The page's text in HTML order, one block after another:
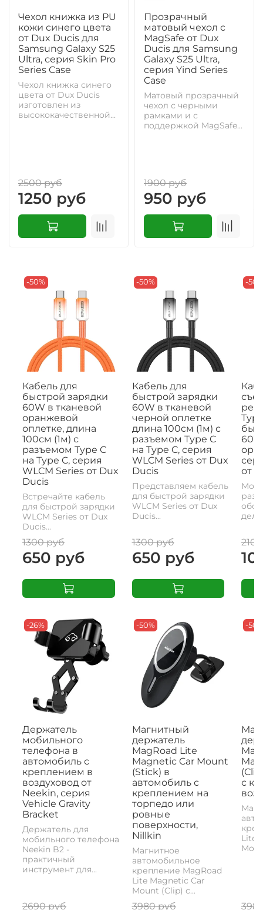
Чехол книжка из PU
кожи синего цвета
от Dux Ducis для
Samsung Galaxy S25
Ultra, серия Skin Pro
Series Case
Чехол книжка синего
цвета от Dux Ducis
изготовлен из
высококачественной...
2500 руб
1250 руб
Прозрачный
матовый чехол с
MagSafe от Dux
Ducis для Samsung
Galaxy S25 Ultra,
серия Yind Series
Case
Матовый прозрачный
чехол с черными
рамками и с
поддержкой MagSafe...
1900 руб
950 руб
-50%
Кабель для
быстрой зарядки
60W в тканевой
оранжевой
оплетке, длина
100см (1м) с
разъемом Type C
на Type C, серия
WLCM Series от Dux
Ducis
Встречайте кабель
для быстрой зарядки
WLCM Series от Dux
Ducis...
1300 руб
650 руб
-50%
Кабель для
быстрой зарядки
60W в тканевой
черной оплетке
длина 100см (1м) с
разъемом Type C
на Type C, серия
WLCM Series от Dux
Ducis
Представляем кабель
для быстрой зарядки
WLCM Series от Dux
Ducis...
1300 руб
650 руб
-
от
-26%
Держатель
мобильного
телефона в
автомобиль с
креплением в
воздуховод от
Neekin, серия
Vehicle Gravity
Bracket
Держатель для
мобильного телефона
Neekin B2 -
практичный
инструмент для...
2690 руб
-50%
Магнитный
держатель
MagRoad Lite
Magnetic Car Mount
(Stick) в
автомобиль с
креплением на
торпедо или
ровные
поверхности,
Nillkin
Магнитное
автомобильное
крепление MagRoad
Lite Magnetic Car
Mount (Clip) с...
3980 руб
-
с
Lite